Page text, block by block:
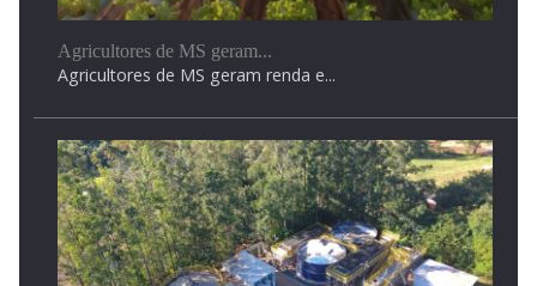
ANGÉLICA: Após denúncia de agressão contra
gestante, casal...
Agricultores de MS geram...
Agricultores de MS geram renda e...